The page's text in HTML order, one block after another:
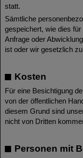
statt.
Sämtliche
gespeichert, wie dies
Anfrage oder
ist oder wir gesetzlich
Kosten
Für eine Besichtigung
von der öffentlichen
diesem Grund sind
nicht von Dritten
Personen mit